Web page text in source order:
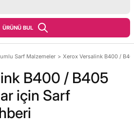
ÜRÜNÜ BUL
Sarf Malzemeler Xerox Versalink B400 /
B400 / B405
için Sarf